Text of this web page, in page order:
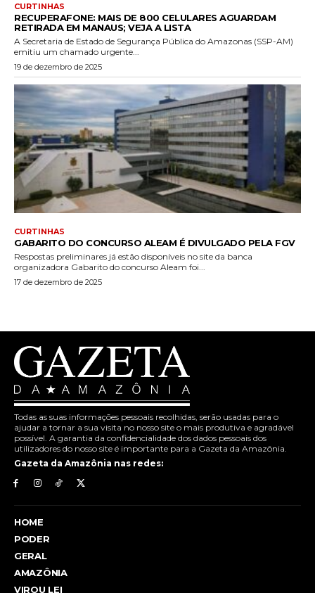
CURTINHAS
RECUPERAFONE: MAIS DE 800 CELULARES AGUARDAM
RETIRADA EM MANAUS; VEJA A LISTA
A Secretaria de Estado de Segurança Pública do Amazonas (SSP-AM)
emitiu um chamado urgente...
19 de dezembro de 2025
CURTINHAS
GABARITO DO CONCURSO ALEAM É DIVULGADO PELA FGV
Respostas preliminares já estão disponíveis no site da banca
organizadora Gabarito do concurso Aleam foi...
17 de dezembro de 2025
Todas as suas informações pessoais recolhidas, serão usadas para o
ajudar a tornar a sua visita no nosso site o mais produtiva e agradável
possível. A garantia da confidencialidade dos dados pessoais dos
utilizadores do nosso site é importante para a Gazeta da Amazônia.
Gazeta da Amazônia nas redes:
HOME
PODER
GERAL
AMAZÔNIA
VIROU LEI